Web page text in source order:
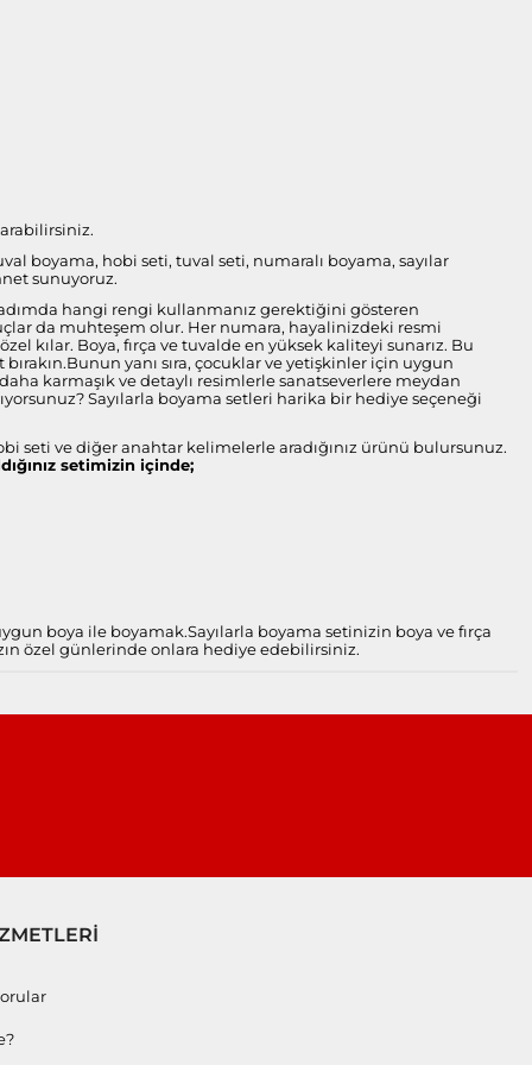
boyama, hobi seti, tuval seti, numaralı boyama, sayılar
sunuyoruz.
hangi rengi kullanmanız gerektiğini gösteren
da muhteşem olur. Her numara, hayalinizdeki resmi
kılar. Boya, fırça ve tuvalde en yüksek kaliteyi sunarız. Bu
yanı sıra, çocuklar ve yetişkinler için uygun
karmaşık ve detaylı resimlerle sanatseverlere meydan
Sayılarla boyama setleri harika bir hediye seçeneği
seti ve diğer anahtar kelimelerle aradığınız ürünü bulursunuz.
setimizin içinde;
boya ile boyamak.Sayılarla boyama setinizin boya ve fırça
özel günlerinde onlara hediye edebilirsiniz.